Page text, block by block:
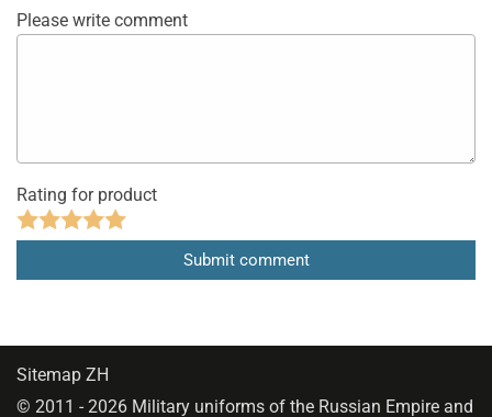
Please write comment
Rating for product
Sitemap ZH
© 2011 - 2026 Military uniforms of the Russian Empire and